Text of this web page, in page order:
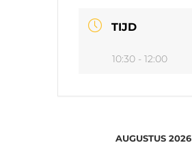
TIJD
10:30 - 12:00
AUGUSTUS 2026